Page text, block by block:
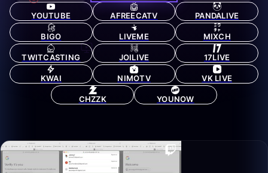
YOUTUBE AFREECATV PANDALIVE
BIGO LIVEME MIXCH
TWITCASTING JOILIVE 17LIVE
KWAI NIMOTV VK LIVE
CHZZK YOUNOW